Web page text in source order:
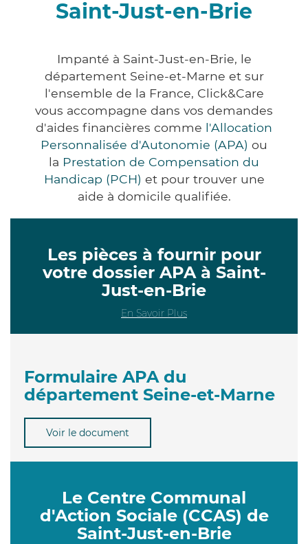
Saint-Just-en-Brie
Impanté à Saint-Just-en-Brie, le
département Seine-et-Marne et sur
l'ensemble de la France, Click&Care
vous accompagne dans vos demandes
d'aides financières comme l'Allocation
Personnalisée d'Autonomie (APA) ou
la Prestation de Compensation du
Handicap (PCH) et pour trouver une
aide à domicile qualifiée.
Les pièces à fournir pour
votre dossier APA à Saint-
Just-en-Brie
En Savoir Plus
Formulaire APA du
département Seine-et-Marne
Voir le document
Le Centre Communal
d'Action Sociale (CCAS) de
Saint-Just-en-Brie